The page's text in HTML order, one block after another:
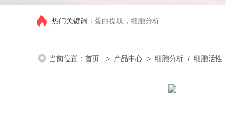
热门关键词： 蛋白提取，细胞分析
当前位置： 首页 > 产品中心 > 细胞分析 / 细胞活性